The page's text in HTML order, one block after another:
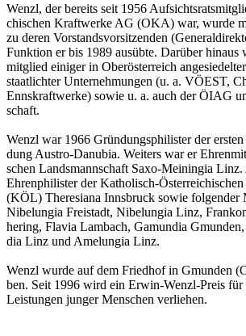
Wenzl, der be­reits seit 1956
chi­schen Kraft­wer­ke AG (OKA) war, wurde
zu deren Vor­stands­vor­sit­zen­den
Funk­ti­on er bis 1989 aus­üb­te. Dar­über
mit­glied ei­ni­ger in Ober­ös­ter­reich
staat­lich­ter Un­ter­neh­mun­gen (u. a. VÖEST,
Ennskraft­wer­ke) sowie u. a. auch der ÖIAG
schaft.
Wenzl war 1966 Grün­dungs­phi­lis­ter der
dung Aus­tro-Da­nu­bia. Wei­ters war er
schen Lands­mann­schaft Saxo-Mei­nin­gia
Eh­ren­phi­lis­ter der Ka­tho­lisch-
(KÖL) The­re­sia­na Inns­bruck sowie fol­gen­der
Ni­be­lun­gia Frei­stadt, Ni­be­lun­gia Linz,
he­ring, Fla­via Lam­bach, Ga­mun­dia
dia Linz und Ame­lun­gia Linz.
Wenzl wurde auf dem Fried­hof in Gmun­den
ben. Seit 1996 wird ein Erwin-Wenzl-Preis für
Leis­tun­gen jun­ger Men­schen ver­lie­hen.